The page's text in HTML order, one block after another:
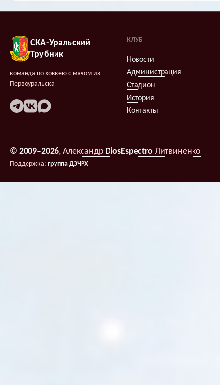
СКА-Уральский
Трубник
команда по хоккею с мячом из
Первоуральска
КЛУБ
Новости
Администрация
Стадион
История
Контакты
© 2009–2026, Александр DiosEspectro Литвиненко
Поддержка: группа ДЗЧРХ